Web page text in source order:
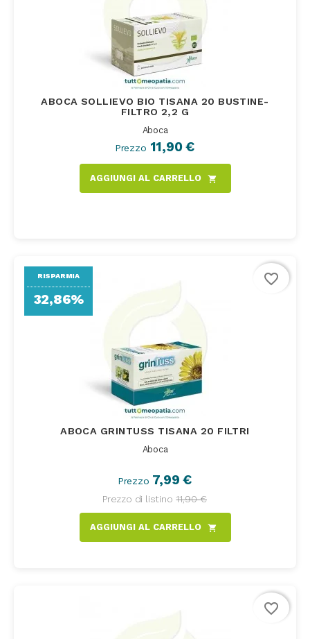
ABOCA SOLLIEVO BIO TISANA 20 BUSTINE-
FILTRO 2,2 G
Aboca
Prezzo 11,90 €
AGGIUNGI AL CARRELLO shopping_cart
ABOCA GRINTUSS TISANA 20 FILTRI
Aboca
Prezzo 7,99 €
Prezzo di listino 11,90 €
AGGIUNGI AL CARRELLO shopping_cart
RISPARMIA
32,86%
favorite_border
favorite_border